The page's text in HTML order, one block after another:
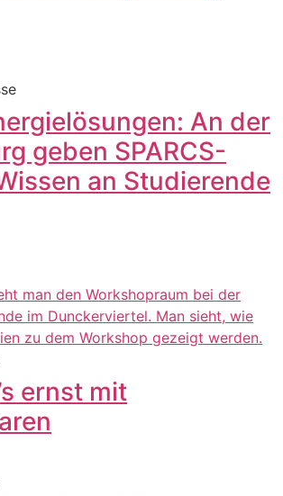
An der
geben SPARCS-
an Studierende
ernst mit